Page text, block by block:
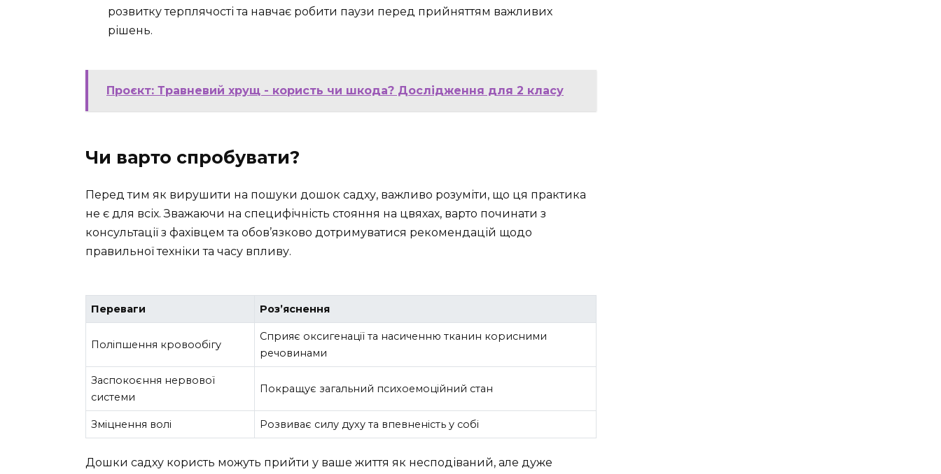
розвитку терплячості та навчає робити паузи перед прийняттям важливих
рішень.
Проєкт: Травневий хрущ - користь чи шкода? Дослідження для 2 класу
Чи варто спробувати?
Перед тим як вирушити на пошуки дошок садху, важливо розуміти, що ця практика
не є для всіх. Зважаючи на специфічність стояння на цвяхах, варто починати з
консультації з фахівцем та обов’язково дотримуватися рекомендацій щодо
правильної техніки та часу впливу.
Переваги Роз’яснення
Поліпшення кровообігу
Сприяє оксигенації та насиченню тканин корисними
речовинами
Заспокоєння нервової
системи
Покращує загальний психоемоційний стан
Зміцнення волі Розвиває силу духу та впевненість у собі
Дошки садху користь можуть прийти у ваше життя як несподіваний, але дуже